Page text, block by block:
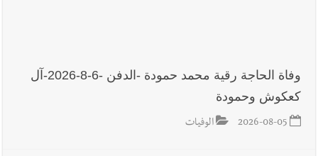
أخبار لبنان
خلفيات توقيف السفير الفلسطيني السابق أشرف دبور:
تداخل السياسة بالقضاء ولبنان قد يسلّمه إلى السلطة
وفاة الحاجة رقية محمد حمودة -الدفن -6-8-2026-آل
كعكوش وحمودة
2026-08-05 الوفيات